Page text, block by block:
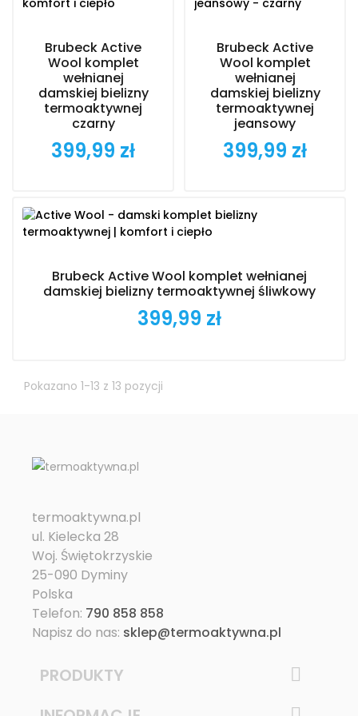
Brubeck Active
Wool komplet
wełnianej
damskiej bielizny
termoaktywnej
czarny
Cena
399,99 zł
Brubeck Active
Wool komplet
wełnianej
damskiej bielizny
termoaktywnej
jeansowy
Cena
399,99 zł
Brubeck Active Wool komplet wełnianej
damskiej bielizny termoaktywnej śliwkowy
Cena
399,99 zł
Pokazano 1-13 z 13 pozycji
termoaktywna.pl
ul. Kielecka 28
Woj. Świętokrzyskie
25-090 Dyminy
Polska
Telefon: 790 858 858
Napisz do nas: sklep@termoaktywna.pl
PRODUKTY 